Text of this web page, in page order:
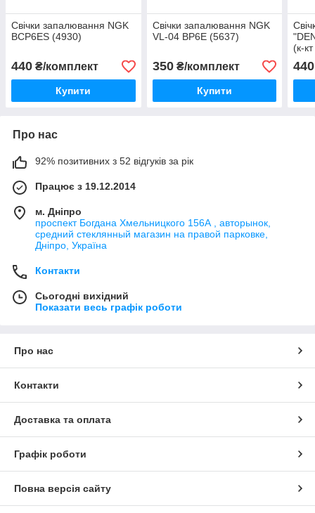
Свічки запалювання NGK
BCP6ES (4930)
440 ₴/комплект
Купити
Свічки запалювання NGK
VL-04 BP6E (5637)
350₴/комплект
Купити
(к-
440
Про нас
92% позитивних з 52 відгуків за рік
Працює з 19.12.2014
м. Дніпро
проспект Богдана Хмельницкого 156А , авторынок,
средний стеклянный магазин на правой парковке,
Дніпро, Україна
Контакти
Сьогодні вихідний
Показати весь графік роботи
Про нас
Контакти
Доставка та оплата
Графік роботи
Повна версія сайту